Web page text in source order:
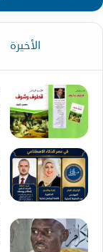
الأخيرة